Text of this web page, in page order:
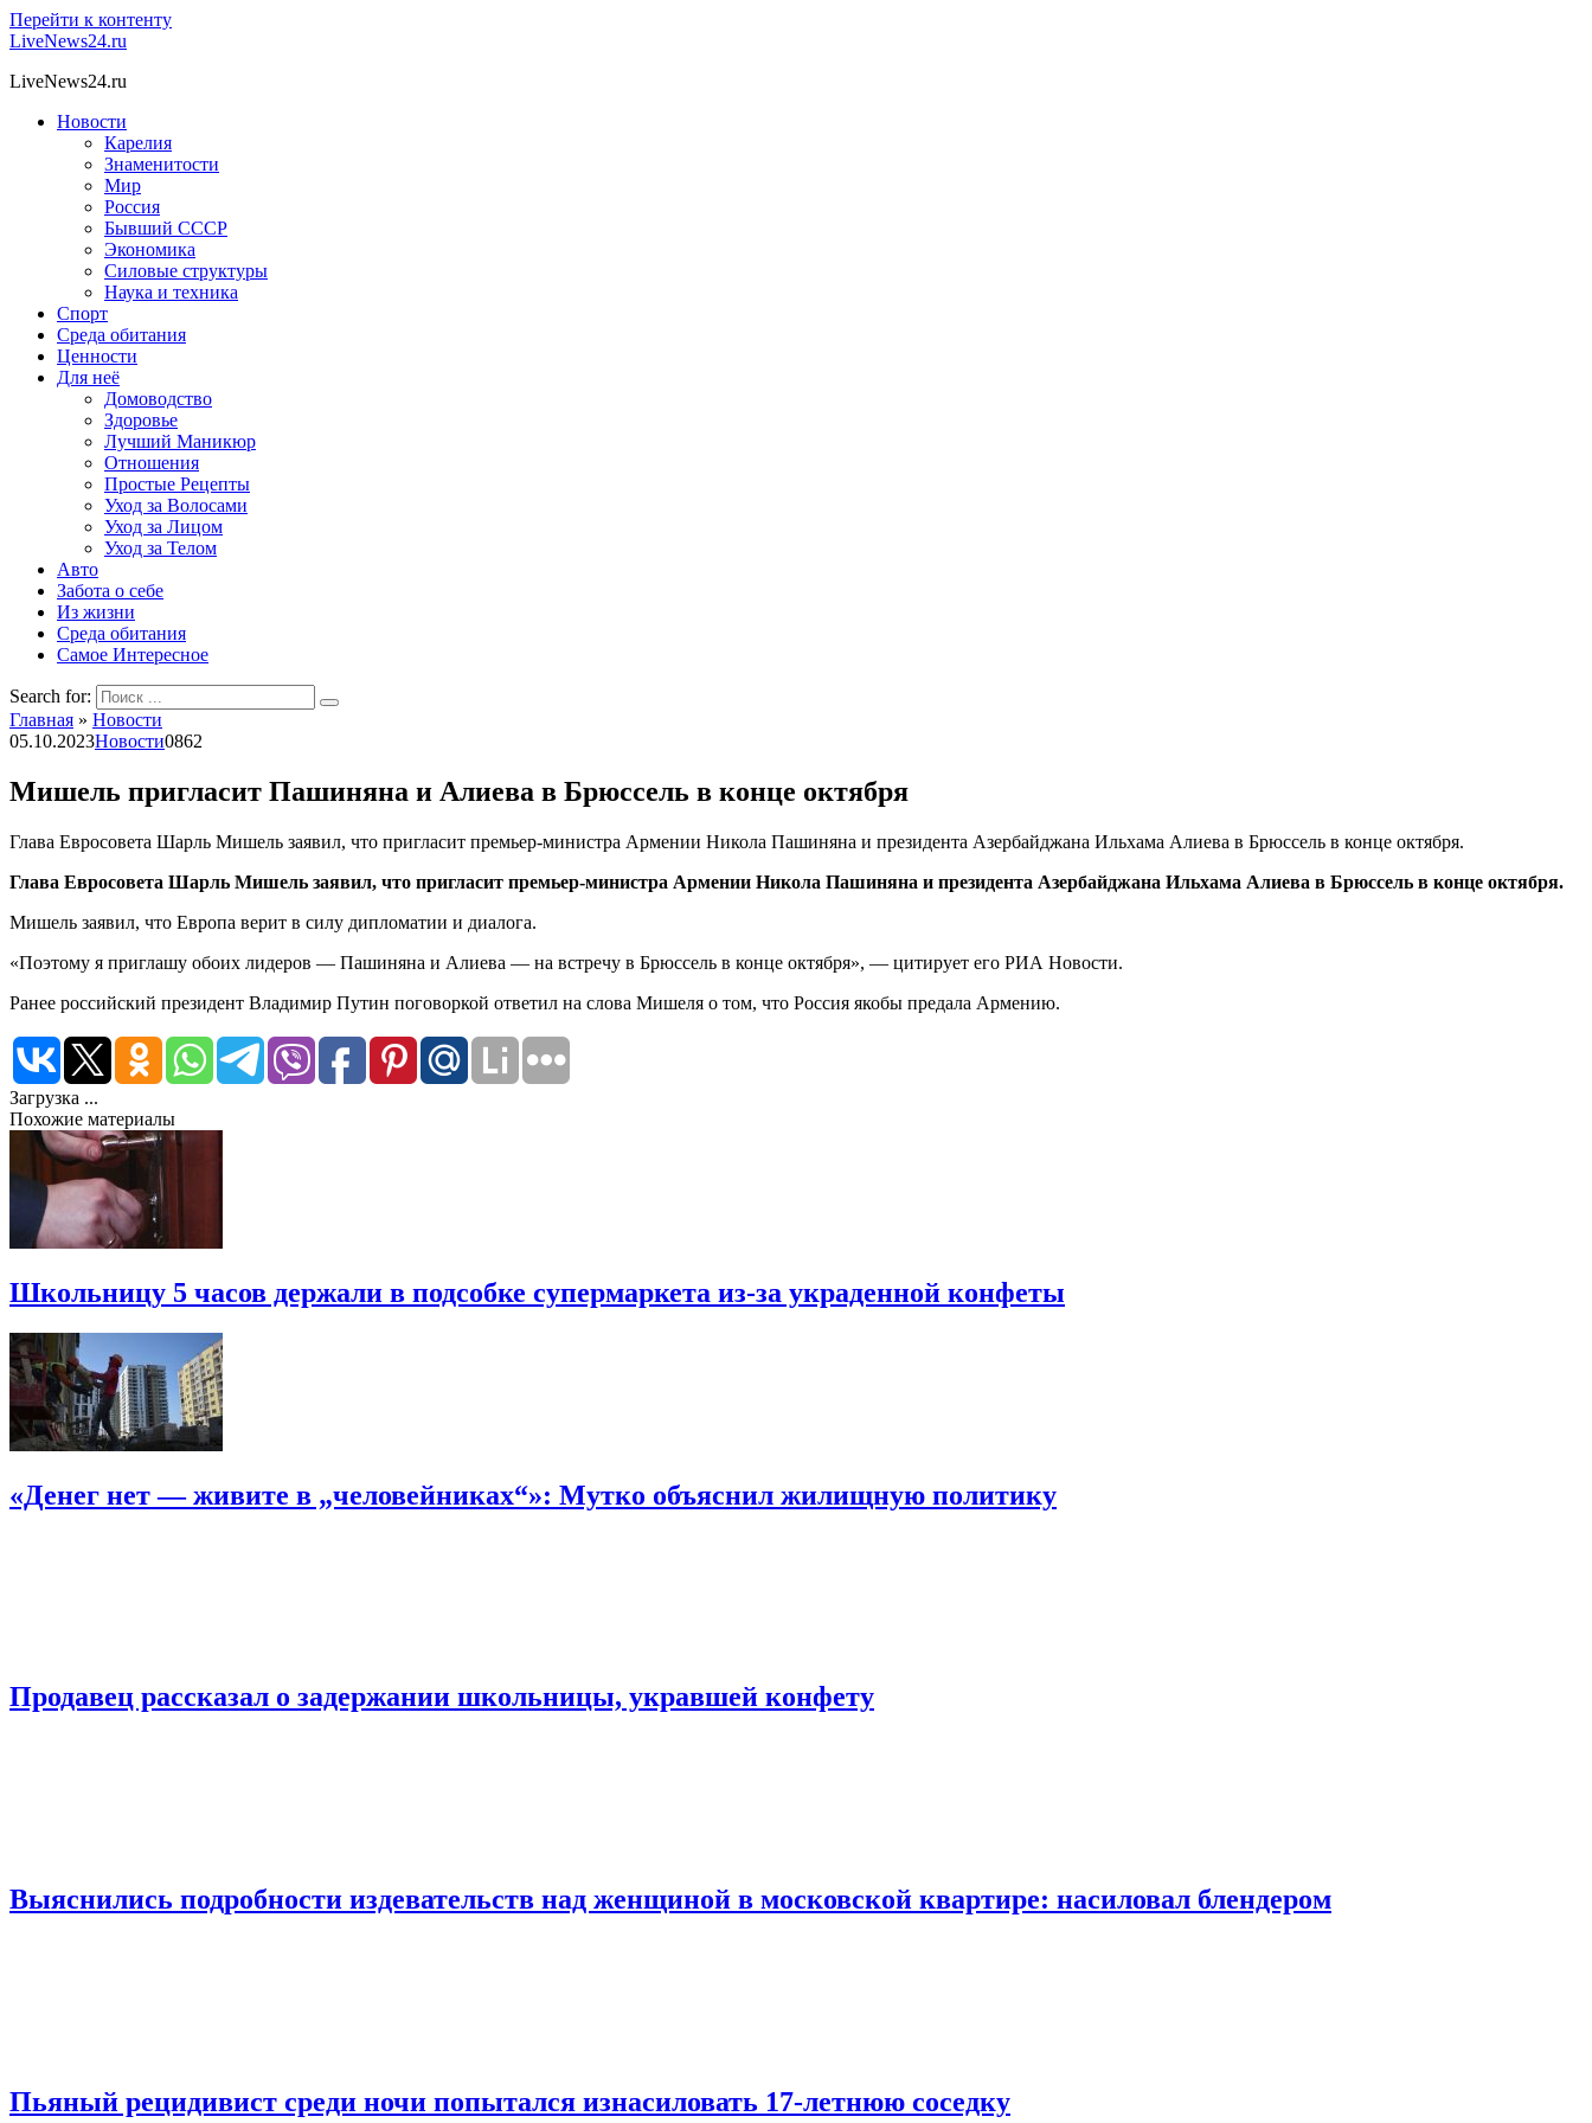
Перейти к контенту
LiveNews24.ru
LiveNews24.ru
Новости
Карелия
Знаменитости
Мир
Россия
Бывший СССР
Экономика
Силовые структуры
Наука и техника
Спорт
Среда обитания
Ценности
Для неё
Домоводство
Здоровье
Лучший Маникюр
Отношения
Простые Рецепты
Уход за Волосами
Уход за Лицом
Уход за Телом
Авто
Забота о себе
Из жизни
Среда обитания
Самое Интересное
Search for:
Главная » Новости
05.10.2023Новости0862
Мишель пригласит Пашиняна и Алиева в Брюссель в конце октября
Глава Евросовета Шарль Мишель заявил, что пригласит премьер-министра Армении Никола Пашиняна и президента Азербайджана Ильхама Алиева в Брюссель в конце октября.
Глава Евросовета Шарль Мишель заявил, что пригласит премьер-министра Армении Никола Пашиняна и президента Азербайджана Ильхама Алиева в Брюссель в конце октября.
Мишель заявил, что Европа верит в силу дипломатии и диалога.
«Поэтому я приглашу обоих лидеров — Пашиняна и Алиева — на встречу в Брюссель в конце октября», — цитирует его РИА Новости.
Ранее российский президент Владимир Путин поговоркой ответил на слова Мишеля о том, что Россия якобы предала Армению.
Загрузка ...
Похожие материалы
Школьницу 5 часов держали в подсобке супермаркета из-за украденной конфеты
«Денег нет — живите в „человейниках“»: Мутко объяснил жилищную политику
Продавец рассказал о задержании школьницы, укравшей конфету
Выяснились подробности издевательств над женщиной в московской квартире: насиловал блендером
Пьяный рецидивист среди ночи попытался изнасиловать 17-летнюю соседку